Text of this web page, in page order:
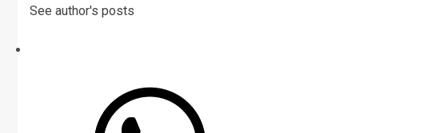
See author's posts